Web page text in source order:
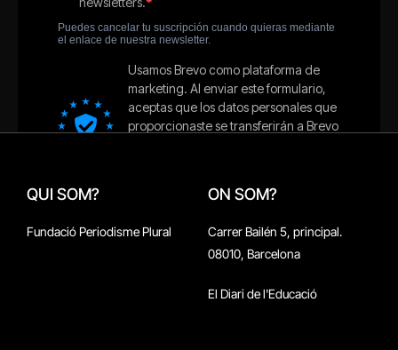
QUI SOM?
Fundació Periodisme Plural
ON SOM?
Carrer Bailén 5, principal.
08010, Barcelona
El Diari de l'Educació